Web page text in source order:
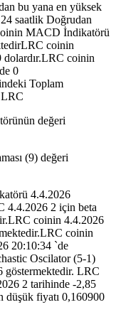
bu yana en yüksek
saatlik Doğrudan
MACD İndikatörü
coinin
dolardır.LRC coinin
0
Toplam
değeri
(9) değeri
4.4.2026
4.4.2026 2 için beta
coinin 4.4.2026
coinin
20:10:34 `de
Oscilator (5-1)
göstermektedir. LRC
2 tarihinde -2,85
fiyatı 0,160900